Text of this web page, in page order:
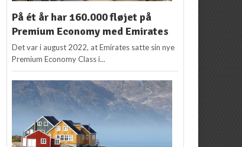
På ét år har 160.000 fløjet på
Premium Economy med Emirates
Det var i august 2022, at Emirates satte sin nye
Premium Economy Class i...